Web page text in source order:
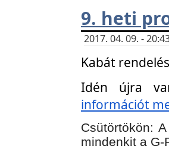
9. heti
2017. 04. 09. -
Kabát
Idén újra
információt
Csütörtökön:A
mindenkit a G-